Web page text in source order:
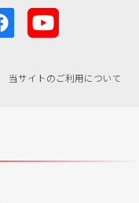
当サイトのご利用について